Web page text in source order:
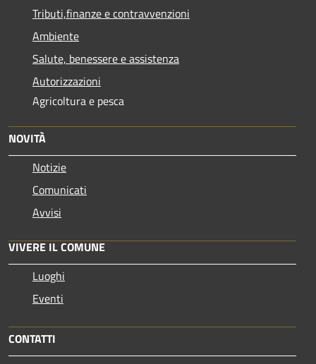
Tributi,finanze e contravvenzioni
Ambiente
Salute, benessere e assistenza
Autorizzazioni
Agricoltura e pesca
NOVITÀ
Notizie
Comunicati
Avvisi
VIVERE IL COMUNE
Luoghi
Eventi
CONTATTI